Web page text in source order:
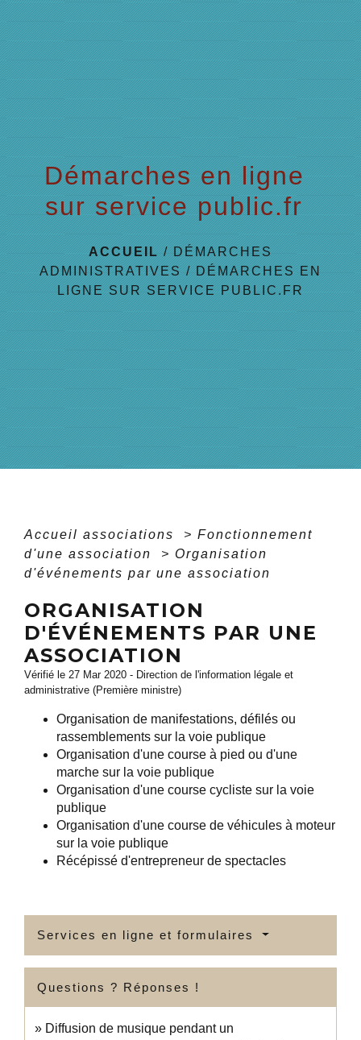
Démarches en ligne
sur service public.fr
ACCUEIL / DÉMARCHES
ADMINISTRATIVES / DÉMARCHES EN
LIGNE SUR SERVICE PUBLIC.FR
Accueil associations > Fonctionnement
d'une association
> Organisation
d'événements par une association
ORGANISATION
D'ÉVÉNEMENTS PAR UNE
ASSOCIATION
Vérifié le 27 Mar 2020 - Direction de l'information légale et
administrative (Première ministre)
Organisation de manifestations, défilés ou
rassemblements sur la voie publique
Organisation d'une course à pied ou d'une
marche sur la voie publique
Organisation d'une course cycliste sur la voie
publique
Organisation d'une course de véhicules à moteur
sur la voie publique
Récépissé d'entrepreneur de spectacles
Services en ligne et formulaires
Questions ? Réponses !
Diffusion de musique pendant un